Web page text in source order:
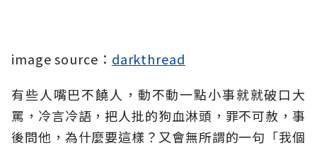
image source： darkthread
有些人嘴巴不饒人，動不動一點小事就就破口大
罵，冷言冷語，把人批的狗血淋頭，罪不可赦，事
後問他，為什麼要這樣？又會無所謂的一句「我個